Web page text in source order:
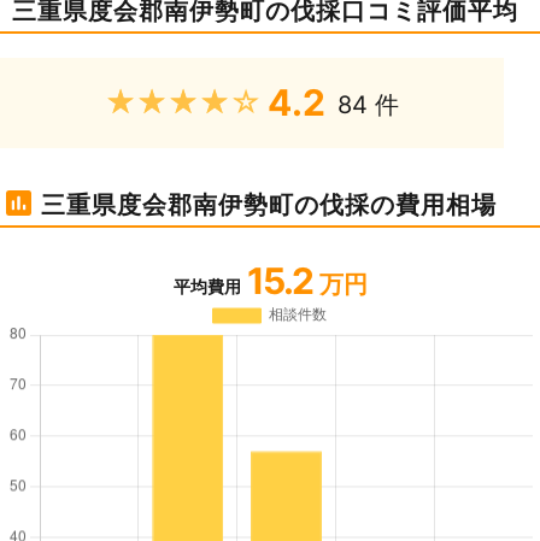
三重県度会郡南伊勢町の伐採口コミ評価平均
★★★★★ 4.2 84 件
三重県度会郡南伊勢町の伐採の費用相場
平均費用 15.2 万円